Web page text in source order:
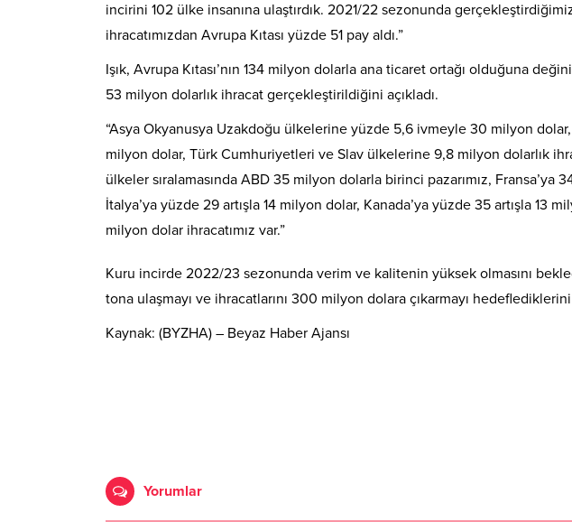
incirini 102 ülke insanına ulaştırdık. 2021/22 sezonunda
ihracatımızdan Avrupa Kıtası yüzde 51 pay aldı.”
Işık, Avrupa Kıtası’nın 134 milyon dolarla ana ticaret ortağı olduğuna
53 milyon dolarlık ihracat gerçekleştirildiğini açıkladı.
“Asya Okyanusya Uzakdoğu ülkelerine yüzde 5,6 ivmeyle 30 milyon
milyon dolar, Türk Cumhuriyetleri ve Slav ülkelerine 9,8 milyon dolarlık
ülkeler sıralamasında ABD 35 milyon dolarla birinci pazarımız, Fransa’ya
İtalya’ya yüzde 29 artışla 14 milyon dolar, Kanada’ya yüzde 35 artışla 13
milyon dolar ihracatımız var.”
Kuru incirde 2022/23 sezonunda verim ve kalitenin yüksek olmasını
tona ulaşmayı ve ihracatlarını 300 milyon dolara çıkarmayı hedeflediklerini
Kaynak: (BYZHA) – Beyaz Haber Ajansı
Yorumlar